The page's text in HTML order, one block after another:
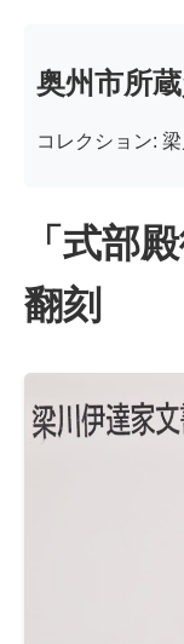
奥州市所
コレクション:
「式部
翻刻